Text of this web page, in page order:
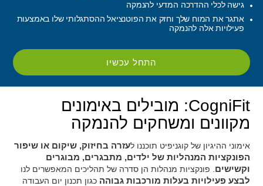
גישה לכלי ההדרכה המדעי להנמקה
אתגר את המוח שלך וחזק את הפוטנציאל ההסתגלותי שלו באמצעות
פעילויות אלה להנמקה
התחל עכשיו
CogniFit: מובילים באימונים
מקוונים ומשחקים להנמקה
אימוני ההיגיון של קוגניפיט תוכננו לעזרה בחיזוק, שיקום או שיפור
הפונקציות המנהליות של ילדים, מתבגרים, מבוגרים
וקשישים . פונקציות מנהלות הן סדרה של תהליכים המאפשרים לנו
לבצע פעילויות בעלות מורכבות גבוהה כגון תכנון יום העבודה